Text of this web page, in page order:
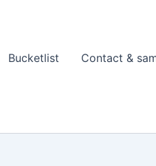
Bucketlist
Contact &